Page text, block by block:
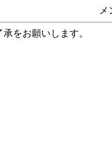
をお願いします。